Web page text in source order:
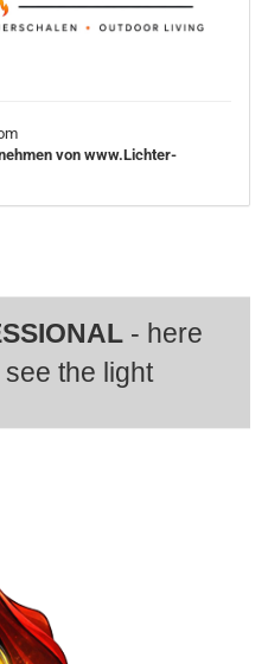
von www.Lichter-
- here
the light